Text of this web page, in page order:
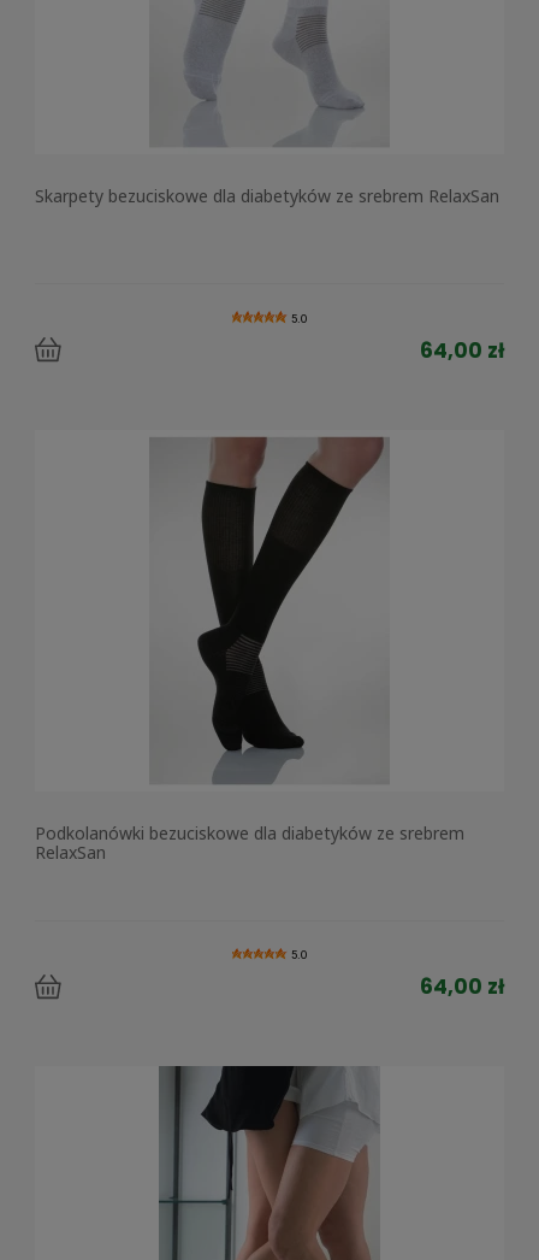
Skarpety bezuciskowe dla diabetyków ze srebrem RelaxSan
5.0
64,00 zł
Podkolanówki bezuciskowe dla diabetyków ze srebrem
RelaxSan
5.0
64,00 zł